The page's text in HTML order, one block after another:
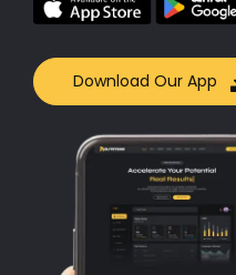
Download Our App